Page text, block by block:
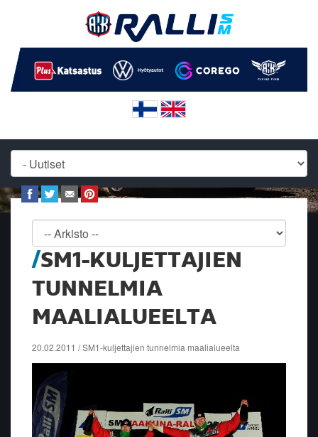
SM1-KULJETTAJIEN
TUNNELMIA
MAALIALUEELTA
20.02.2011 / SM1-kuljettajien tunnelmia maalialueelta